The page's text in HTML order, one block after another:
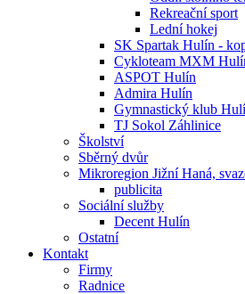
Rekreační sport
Lední hokej
SK Spartak Hulín -
Cykloteam MXM
ASPOT Hulín
Admira Hulín
Gymnastický klub
TJ Sokol Záhlinice
Školství
Sběrný dvůr
Mikroregion Jižní Haná,
publicita
Sociální služby
Decent Hulín
Ostatní
Kontakt
Firmy
Radnice